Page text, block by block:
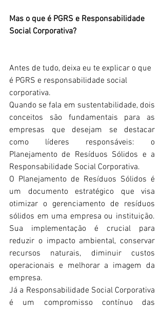
Mas o que é PGRS e Responsabilidade
Social Corporativa?
Antes de tudo, deixa eu te explicar o que
é PGRS e responsabilidade social
corporativa.
Quando se fala em sustentabilidade, dois
conceitos são fundamentais para as
empresas que desejam se destacar
como líderes responsáveis: o
Planejamento de Resíduos Sólidos e a
Responsabilidade Social Corporativa.
O Planejamento de Resíduos Sólidos é
um documento estratégico que visa
otimizar o gerenciamento de resíduos
sólidos em uma empresa ou instituição.
Sua implementação é crucial para
reduzir o impacto ambiental, conservar
recursos naturais, diminuir custos
operacionais e melhorar a imagem da
empresa.
Já a Responsabilidade Social Corporativa
é um compromisso contínuo das